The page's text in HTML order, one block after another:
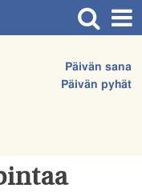
Päivän sana
Päivän pyhät